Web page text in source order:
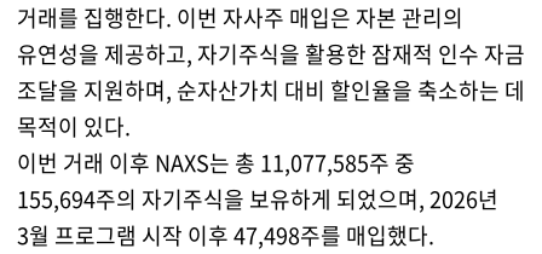
거래를 집행한다. 이번 자사주 매입은 자본 관리의
유연성을 제공하고, 자기주식을 활용한 잠재적 인수 자금
조달을 지원하며, 순자산가치 대비 할인율을 축소하는 데
목적이 있다.
이번 거래 이후 NAXS는 총 11,077,585주 중
155,694주의 자기주식을 보유하게 되었으며, 2026년
3월 프로그램 시작 이후 47,498주를 매입했다.